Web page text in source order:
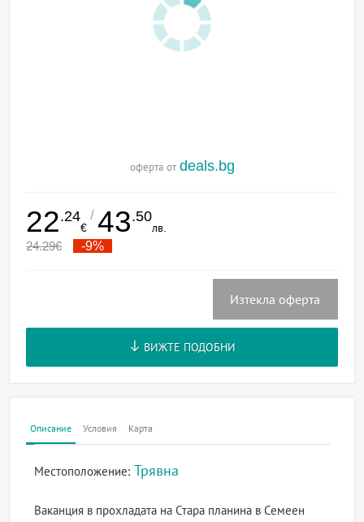
оферта от deals.bg
22.24
€
/ 43.50
лв.
24.29€ -9%
Изтекла оферта
ВИЖТЕ ПОДОБНИ
Описание Условия Карта
Местоположение: Трявна
Ваканция в прохладата на Стара планина в Семеен